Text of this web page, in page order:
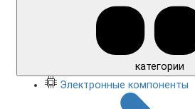
категории
Электронные компоненты